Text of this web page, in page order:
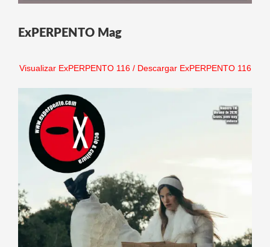
ExPERPENTO Mag
Visualizar ExPERPENTO 116/ Descargar ExPERPENTO 116